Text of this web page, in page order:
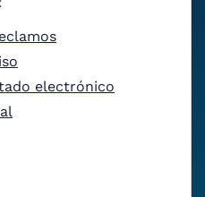
electrónico